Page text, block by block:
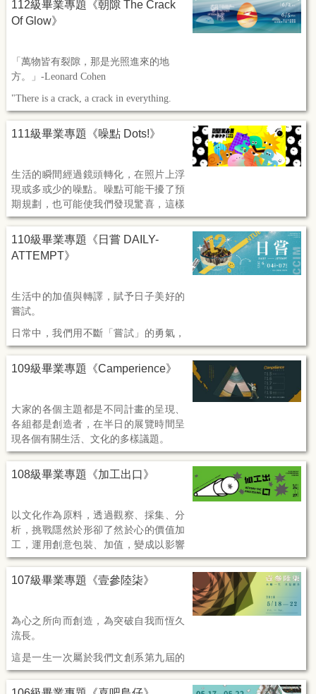
拾起失敗與挫折的經驗，拼湊模糊與清
晰的縫隙；
112級畢業專題《朝隙 The Crack
Of Glow》
「萬物皆有裂隙，那是光照進來的地
方。」-Leonard Cohen
"There is a crack, a crack in everything.
That's how the light gets in."
111級畢業專題《噪點 Dots!》
生活的瞬間經過鏡頭轉化，在照片上浮
現或多或少的噪點。
噪點可能干擾了預
期規劃，也可能使我們發現驚喜，這樣
的差異在生活中累積，使身邊風景變化
出不同的樣貌。 我們將噪點與追求夢想
進行連結，帶領觀眾認識不同主題的噪
點，以創意思維進行轉譯，找出並發揮
110級畢業專題《日嘗 DAILY-
ATTEMPT》
生活中的加值與轉譯，賦予日子美好的
嘗試。
日常中，我們用不斷「嘗試」的勇氣，
嘗試著發現、嘗試著探索、創新、嘗試
在挫敗中成長、在枯燥的日子裡，找尋
那些枝微末節裡令人心動的美好，點綴
跳脫日常的平庸，透過不同角度的理
解、不同方法的嘗試，為平凡的日子，
嘗試做點不尋常。
109級畢業專題《Camperience》
大家的各個主題都是不同計畫的呈現、
各組都是創造者，在半日的展覽時間呈
現各個有關生活、文化的多樣議題。
除了呈現以外，更有「內容創造」以及
「延續經營」的精神存在，希望讓參展
108級畢業專題《加工出口》
以文化作為原料，透過觀察、採集、分
析，挑戰隱然於形卻了然於心的價值加
工，運用創意包裝、加值，變成以影響
力作為號召的主動出口，將理念傳達並
誘發改變在現實萌芽。
107級畢業專題《壹參陸柒》
為心之所向而創造，為突破自我而恆久
流長。
這是一生一次屬於我們文創系第九屆的
預展。 由本班46位志趣相投的同學共同
參與策劃，共匯集成多達15個創作主